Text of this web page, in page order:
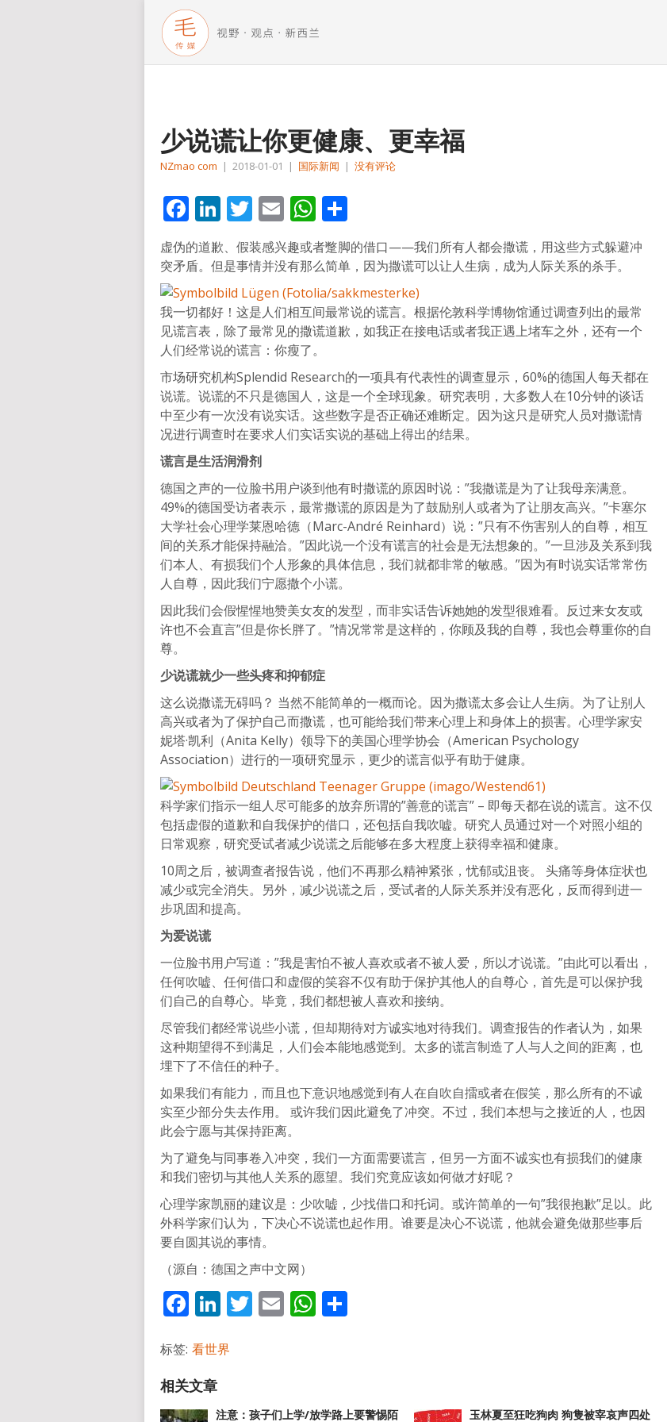
少说谎让你更健康、更幸福
NZmao com | 2018-01-01 | 国际新闻 | 没有评论
Facebook
LinkedIn
Twitter
EmailWhatsApp
享
虚伪的道歉、假装感兴趣或者蹩脚的借口——我们所有人都会撒谎，用这些方式躲避冲
突矛盾。但是事情并没有那么简单，因为撒谎可以让人生病，成为人际关系的杀手。
我一切都好！这是人们相互间最常说的谎言。根据伦敦科学博物馆通过调查列出的最常
见谎言表，除了最常见的撒谎道歉，如我正在接电话或者我正遇上堵车之外，还有一个
人们经常说的谎言：你瘦了。
市场研究机构Splendid Research的一项具有代表性的调查显示，60%的德国人每天都在
说谎。说谎的不只是德国人，这是一个全球现象。研究表明，大多数人在10分钟的谈话
中至少有一次没有说实话。这些数字是否正确还难断定。因为这只是研究人员对撒谎情
况进行调查时在要求人们实话实说的基础上得出的结果。
谎言是生活润滑剂
德国之声的一位脸书用户谈到他有时撒谎的原因时说：”我撒谎是为了让我母亲满意。
49%的德国受访者表示，最常撒谎的原因是为了鼓励别人或者为了让朋友高兴。”卡塞尔
大学社会心理学莱恩哈德（Marc-André Reinhard）说：”只有不伤害别人的自尊，相互
间的关系才能保持融洽。”因此说一个没有谎言的社会是无法想象的。”一旦涉及关系到我
们本人、有损我们个人形象的具体信息，我们就都非常的敏感。”因为有时说实话常常伤
人自尊，因此我们宁愿撒个小谎。
因此我们会假惺惺地赞美女友的发型，而非实话告诉她她的发型很难看。反过来女友或
许也不会直言”但是你长胖了。”情况常常是这样的，你顾及我的自尊，我也会尊重你的自
尊。
少说谎就少一些头疼和抑郁症
这么说撒谎无碍吗？ 当然不能简单的一概而论。因为撒谎太多会让人生病。为了让别人
高兴或者为了保护自己而撒谎，也可能给我们带来心理上和身体上的损害。心理学家安
妮塔·凯利（Anita Kelly）领导下的美国心理学协会（American Psychology
Association）进行的一项研究显示，更少的谎言似乎有助于健康。
科学家们指示一组人尽可能多的放弃所谓的”善意的谎言” – 即每天都在说的谎言。这不仅
包括虚假的道歉和自我保护的借口，还包括自我吹嘘。研究人员通过对一个对照小组的
日常观察，研究受试者减少说谎之后能够在多大程度上获得幸福和健康。
10周之后，被调查者报告说，他们不再那么精神紧张，忧郁或沮丧。 头痛等身体症状也
减少或完全消失。另外，减少说谎之后，受试者的人际关系并没有恶化，反而得到进一
步巩固和提高。
为爱说谎
一位脸书用户写道：”我是害怕不被人喜欢或者不被人爱，所以才说谎。”由此可以看出，
任何吹嘘、任何借口和虚假的笑容不仅有助于保护其他人的自尊心，首先是可以保护我
们自己的自尊心。毕竟，我们都想被人喜欢和接纳。
尽管我们都经常说些小谎，但却期待对方诚实地对待我们。调查报告的作者认为，如果
这种期望得不到满足，人们会本能地感觉到。太多的谎言制造了人与人之间的距离，也
埋下了不信任的种子。
如果我们有能力，而且也下意识地感觉到有人在自吹自擂或者在假笑，那么所有的不诚
实至少部分失去作用。 或许我们因此避免了冲突。不过，我们本想与之接近的人，也因
此会宁愿与其保持距离。
为了避免与同事卷入冲突，我们一方面需要谎言，但另一方面不诚实也有损我们的健康
和我们密切与其他人关系的愿望。我们究竟应该如何做才好呢？
心理学家凯丽的建议是：少吹嘘，少找借口和托词。或许简单的一句”我很抱歉”足以。此
外科学家们认为，下决心不说谎也起作用。谁要是决心不说谎，他就会避免做那些事后
要自圆其说的事情。
（源自：德国之声中文网）
Facebook
LinkedIn
Twitter
EmailWhatsApp
标签: 看世界
注意：孩子们上学/放学路上要警惕陌 玉林夏至狂吃狗肉 狗隻被宰哀声四处